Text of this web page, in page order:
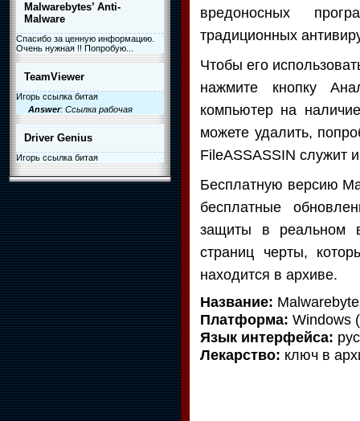
Malwarebytes’ Anti-
Malware
Спасибо за ценную информацию.
Очень нужная !! Попробую...
TeamViewer
Игорь ссылка битая
Answer: Ссылка рабочая
Driver Genius
Игорь ссылка битая
вредоносных
традиционных
Чтобы его
нажмите кнопку
компьютер на
можете удалить,
FileASSASSIN служит
Бесплатную версию
бесплатные
защиты в реальном
страниц черты,
находится в архиве.
Название:
Платформа: Windows
Язык интерфейса:
Лекарство: ключ в